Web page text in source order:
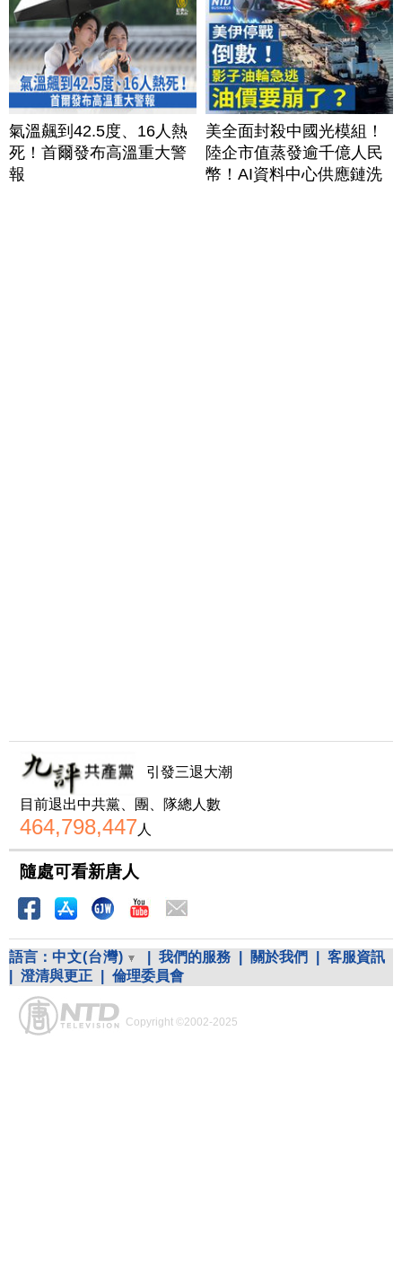
氣溫飆到42.5度、16人熱
死！首爾發布高溫重大警
報
美全面封殺中國光模組！
陸企市值蒸發逾千億人民
幣！AI資料中心供應鏈洗
引發三退大潮
目前退出中共黨、團、隊總人數
464,798,447人
隨處可看新唐人
語言： 中文(台灣) 我們的服務 關於我們
客服資訊
澄清與更正 倫理委員會
Copyright ©2002-2025